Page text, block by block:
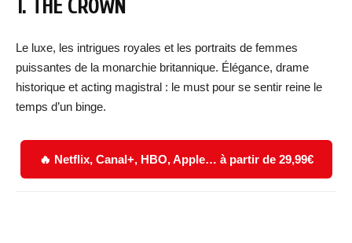
1. THE CROWN
Le luxe, les intrigues royales et les portraits de femmes
puissantes de la monarchie britannique. Élégance, drame
historique et acting magistral : le must pour se sentir reine le
temps d’un binge.
🔥 Netflix, Canal+, HBO, Apple… à partir de 29,99€